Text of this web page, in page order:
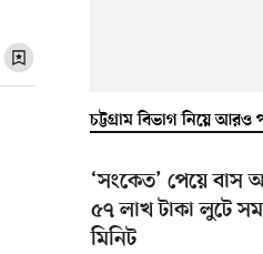
চট্টগ্রাম বিভাগ নিয়ে
‘সংকেত’ পেয়ে বাস
৫৭ লাখ টাকা লুটে
মিনিট